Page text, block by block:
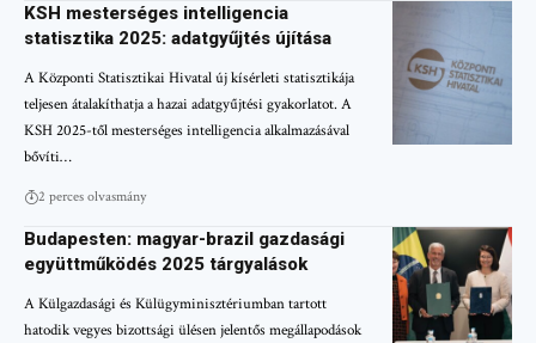
KSH mesterséges intelligencia
statisztika 2025: adatgyűjtés újítása
A Központi Statisztikai Hivatal új kísérleti statisztikája
teljesen átalakíthatja a hazai adatgyűjtési gyakorlatot. A
KSH 2025-től mesterséges intelligencia alkalmazásával
bővíti…
2 perces olvasmány
Budapesten: magyar-brazil gazdasági
együttműködés 2025 tárgyalások
A Külgazdasági és Külügyminisztériumban tartott
hatodik vegyes bizottsági ülésen jelentős megállapodások